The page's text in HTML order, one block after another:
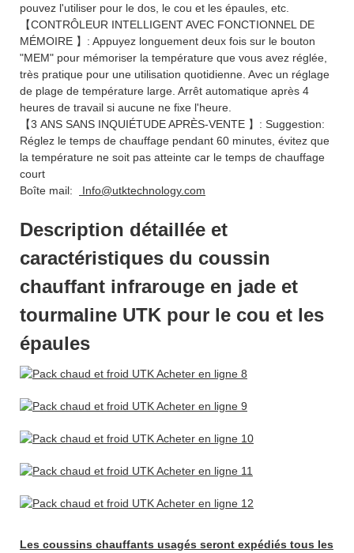
pouvez l'utiliser pour le dos, le cou et les épaules, etc.
【CONTRÔLEUR INTELLIGENT AVEC FONCTIONNEL DE
MÉMOIRE 】: Appuyez longuement deux fois sur le bouton
"MEM" pour mémoriser la température que vous avez réglée,
très pratique pour une utilisation quotidienne. Avec un réglage
de plage de température large. Arrêt automatique après 4
heures de travail si aucune ne fixe l'heure.
【3 ANS SANS INQUIÉTUDE APRÈS-VENTE 】: Suggestion:
Réglez le temps de chauffage pendant 60 minutes, évitez que
la température ne soit pas atteinte car le temps de chauffage
court
Boîte mail:
Info@utktechnology.com
Description détaillée et
caractéristiques du coussin
chauffant infrarouge en jade et
tourmaline UTK pour le cou et les
épaules
Les coussins chauffants usagés seront expédiés tous les